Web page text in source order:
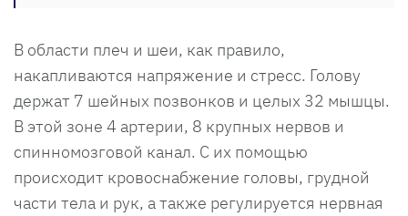
В области плеч и шеи, как правило,
накапливаются напряжение и стресс. Голову
держат 7 шейных позвонков и целых 32 мышцы.
В этой зоне 4 артерии, 8 крупных нервов и
спинномозговой канал. С их помощью
происходит кровоснабжение головы, грудной
части тела и рук, а также регулируется нервная